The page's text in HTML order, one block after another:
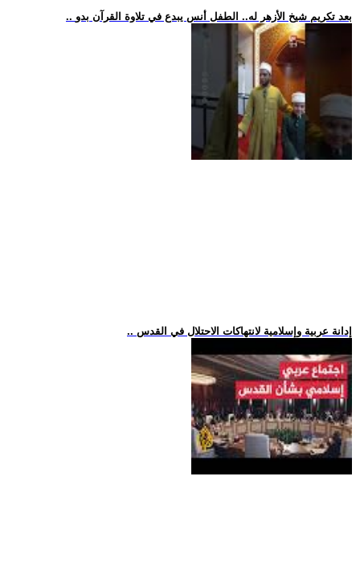
.. بعد تكريم شيخ الأزهر له.. الطفل أنس يبدع في تلاوة القرآن بدو
.. إدانة عربية وإسلامية لانتهاكات الاحتلال في القدس